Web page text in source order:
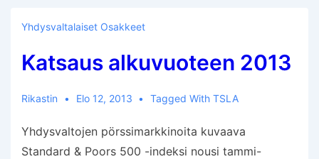
Yhdysvaltalaiset Osakkeet
Katsaus alkuvuoteen 2013
Rikastin Elo 12, 2013 Tagged WithTSLA
Yhdysvaltojen pörssimarkkinoita kuvaava
Standard & Poors 500 -indeksi nousi tammi-